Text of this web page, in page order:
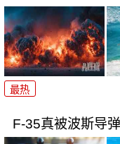
最热
F-35真被波斯导